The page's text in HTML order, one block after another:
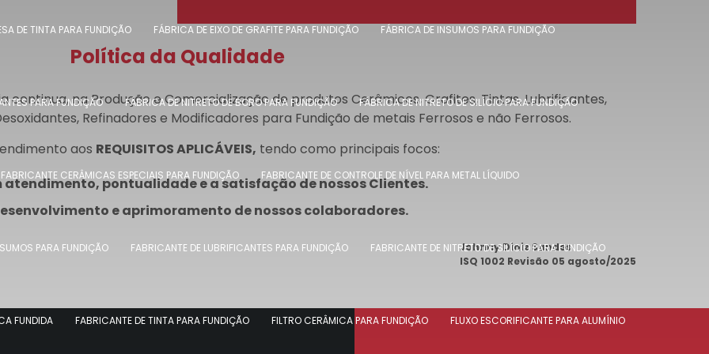
DE TINTA PARA FUNDIÇÃO FÁBRICA DE EIXO DE GRAFITE PARA FUNDIÇÃO FÁBRICA DE INSUMOS PARA FUNDIÇÃO
PARA FUNDIÇÃO FÁBRICA DE NITRETO DE BORO PARA FUNDIÇÃO FÁBRICA DE NITRETO DE SILÍCIO PARA FUNDIÇÃO
FABRICANTE CERÂMICAS ESPECIAIS PARA FUNDIÇÃO FABRICANTE DE CONTROLE DE NÍVEL PARA METAL LÍQUIDO
PARA FUNDIÇÃO FABRICANTE DE LUBRIFICANTES PARA FUNDIÇÃO FABRICANTE DE NITRETO DE SILÍCIO PARA FUNDIÇÃO
FUNDIDA FABRICANTE DE TINTA PARA FUNDIÇÃO FILTRO CERÂMICA PARA FUNDIÇÃO FLUXO ESCORIFICANTE PARA ALUMÍNIO
Política da Qualidade
na Produção e Comercialização de produtos Cerâmicos, Grafites, Tintas, Lubrificantes,
Refinadores e Modificadores para Fundição de metais Ferrosos e não Ferrosos.
aos REQUISITOS APLICÁVEIS, tendo como principais focos:
atendimento, pontualidade e a satisfação de nossos Clientes.
desenvolvimento e aprimoramento de nossos colaboradores.
Johnny Diniz Sandes
ISQ 1002 Revisão 05 agosto/2025